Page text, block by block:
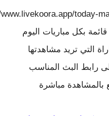
بكل مباريات اليوم
التي تريد مشاهدتها
رابط البث المناسب
بالمشاهدة مباشرة